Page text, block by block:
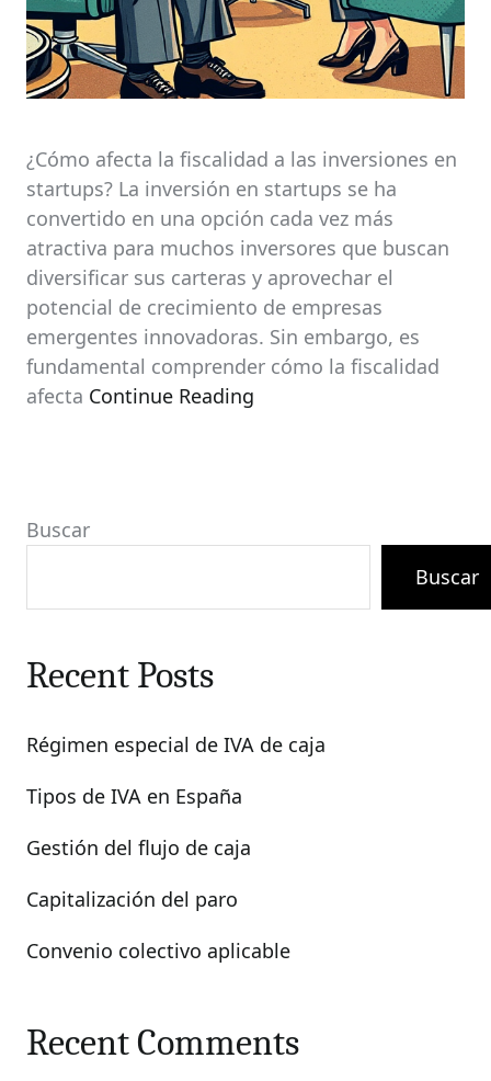
¿Cómo afecta la fiscalidad a las inversiones en
startups? La inversión en startups se ha
convertido en una opción cada vez más
atractiva para muchos inversores que buscan
diversificar sus carteras y aprovechar el
potencial de crecimiento de empresas
emergentes innovadoras. Sin embargo, es
fundamental comprender cómo la fiscalidad
afecta Continue Reading
Buscar
Buscar
Recent Posts
Régimen especial de IVA de caja
Tipos de IVA en España
Gestión del flujo de caja
Capitalización del paro
Convenio colectivo aplicable
Recent Comments